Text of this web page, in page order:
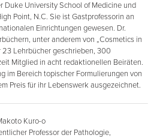
Duke University School of Medicine und
Point, N.C. Sie ist Gastprofessorin an
Einrichtungen gewesen. Dr.
unter anderem von „Cosmetics in
Lehrbücher geschrieben, 300
Mitglied in acht redaktionellen Beiräten.
im Bereich topischer Formulierungen von
Preis für ihr Lebenswerk ausgezeichnet.
Kuro-o
Professor der Pathologie,